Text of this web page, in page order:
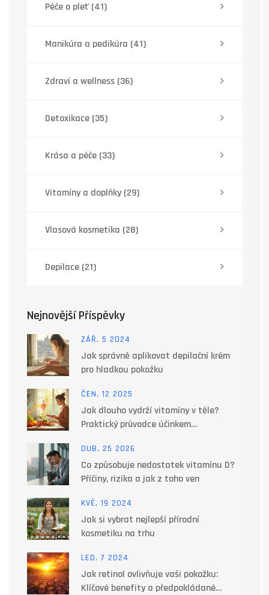
Péče o pleť (41)
Manikúra a pedikúra (41)
Zdraví a wellness (36)
Detoxikace (35)
Krása a péče (33)
Vitamíny a doplňky(29)
Vlasová kosmetika (28)
Depilace (21)
Nejnovější Příspěvky
ZÁŘ, 5 2024
Jak správně aplikovat depilační krém
pro hladkou pokožku
ČEN, 12 2025
Jak dlouho vydrží vitamíny v těle?
Praktický průvodce účinkem
DUB, 25 2026
Co způsobuje nedostatek vitamínu D?
Příčiny, rizika a jak z toho ven
KVĚ, 19 2024
Jak si vybrat nejlepší přírodní
kosmetiku na trhu
LED, 7 2024
Jak retinol ovlivňuje vaši pokožku:
Klíčové benefity a předpokládané